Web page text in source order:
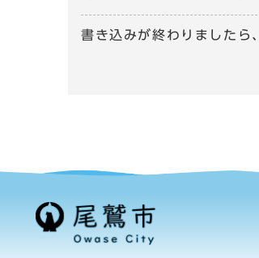
書き込みが終わりましたら